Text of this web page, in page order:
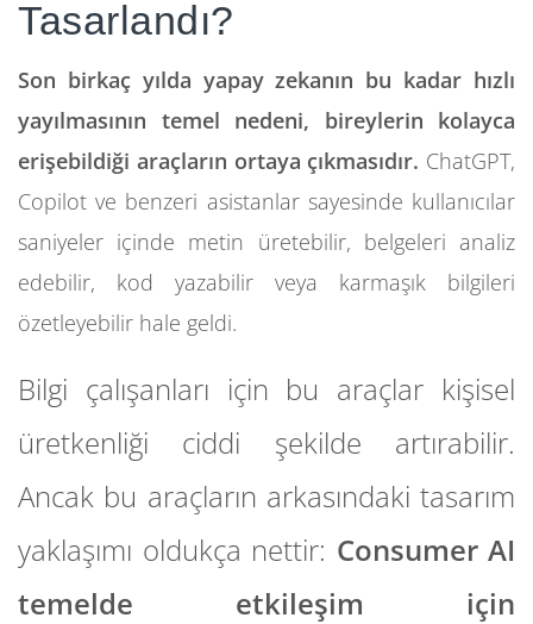
Tasarlandı?
Son birkaç yılda yapay zekanın bu kadar hızlı
yayılmasının temel nedeni, bireylerin kolayca
erişebildiği araçların ortaya çıkmasıdır. ChatGPT,
Copilot ve benzeri asistanlar sayesinde kullanıcılar
saniyeler içinde metin üretebilir, belgeleri analiz
edebilir, kod yazabilir veya karmaşık bilgileri
özetleyebilir hale geldi.
Bilgi çalışanları için bu araçlar kişisel
üretkenliği ciddi şekilde artırabilir.
Ancak bu araçların arkasındaki tasarım
yaklaşımı oldukça nettir: Consumer AI
temelde etkileşim için